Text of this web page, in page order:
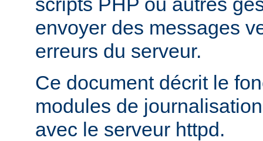
envoyer des messages
erreurs du serveur.
Ce document décrit le
modules de
avec le serveur httpd.